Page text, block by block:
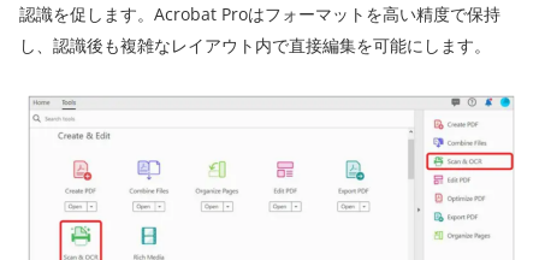
認識を促します。Acrobat Proはフォーマットを高い精度で保持
し、認識後も複雑なレイアウト内で直接編集を可能にします。